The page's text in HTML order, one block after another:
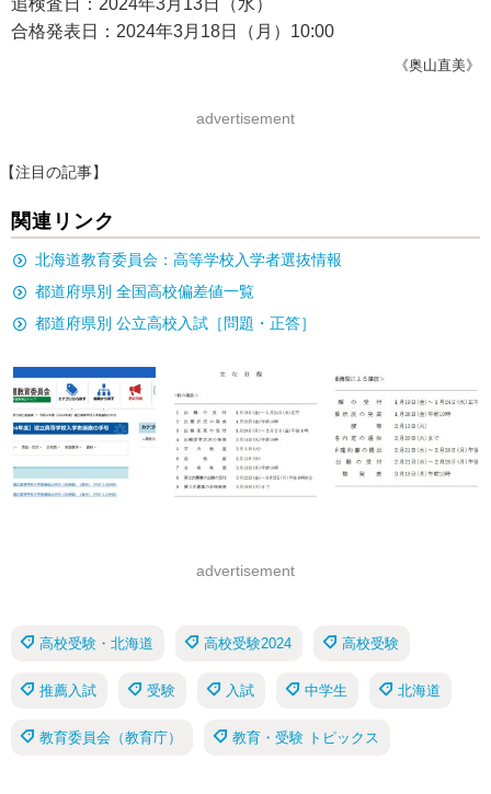
追検査日：2024年3月13日（水）
合格発表日：2024年3月18日（月）10:00
《奥山直美》
advertisement
【注目の記事】
関連リンク
北海道教育委員会：高等学校入学者選抜情報
都道府県別 全国高校偏差値一覧
都道府県別 公立高校入試［問題・正答］
advertisement
高校受験・北海道 高校受験2024 高校受験
推薦入試 受験 入試 中学生 北海道
教育委員会（教育庁） 教育・受験 トピックス